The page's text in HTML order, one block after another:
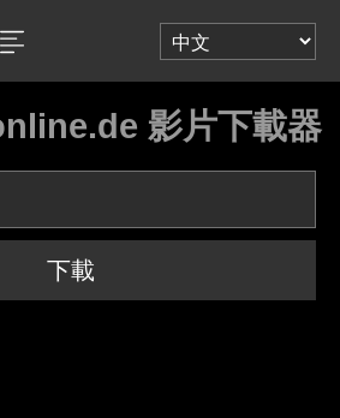
影片下載器
下載